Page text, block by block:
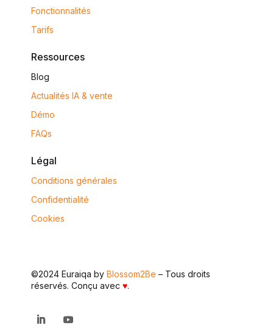
Fonctionnalités
Tarifs
Ressources
Blog
Actualités IA & vente
Démo
FAQs
Légal
Conditions générales
Confidentialité
Cookies
©2024 Euraiqa byBlossom2Be – Tous droits
réservés. Conçu avec ♥.